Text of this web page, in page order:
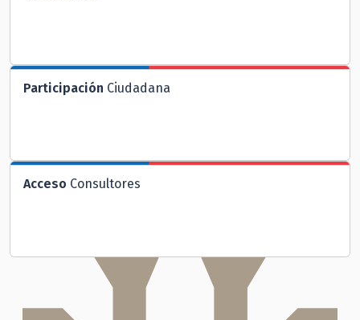
Participación Ciudadana
Acceso Consultores